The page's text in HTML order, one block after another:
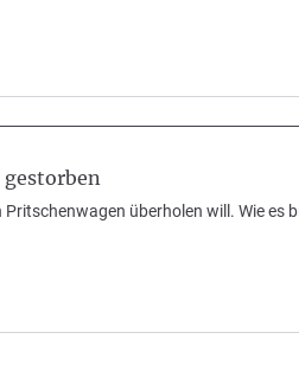
überholen will. Wie es